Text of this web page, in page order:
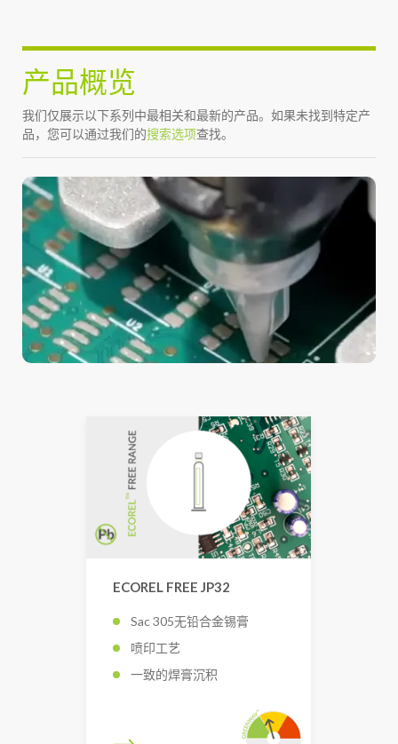
产品概览
我们仅展示以下系列中最相关和最新的产品。如果未找到特定产
品，您可以通过我们的搜索选项查找。
ECOREL FREE JP32
Sac 305无铅合金锡膏
喷印工艺
一致的焊膏沉积